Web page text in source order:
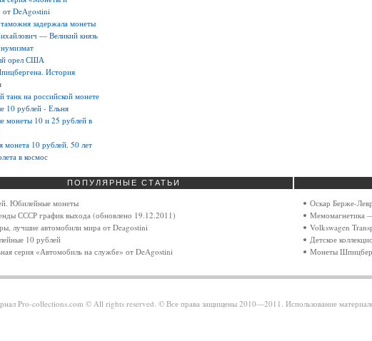
от DeAgostini
задержала монеты
— Великий князь
орел США
История
танк на российской монете
10 рублей - Ельня
монеты 10 и 25 рублей в
монета 10 рублей. 50 лет
в космос
ПОПУЛЯРНЫЕ СТАТЬИ
Юбилейные монеты
СССР график выхода (обновлено 19.12.2011)
лучшие автомобили мира от Deagostini
10 рублей
серия «Автомобиль на службе» от DeAgostini
Оскар Берже-
Мемомагнетика
Volkswagen
Детское
Монеты
Pro-collections.com © All rights reserved. © Все права защищены 2010—2011. Использование